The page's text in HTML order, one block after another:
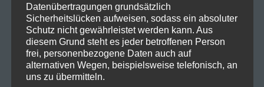
Doppel CD „Echt“ erscheint am
18.08. bei Metalville Records
10 Jahre „Neurotox“ – das bedeutet zehn Jahre
feinster Punkrock! Die Band feiert dieses Jubiläum
mit ihrem sechsten Album „Echt“, welches als Doppel-
Datenübertragungen grundsätzlich
Sicherheitslücken aufweisen, sodass ein absoluter
Schutz nicht gewährleistet werden kann. Aus
diesem Grund steht es jeder betroffenen Person
frei, personenbezogene Daten auch auf
alternativen Wegen, beispielsweise telefonisch, an
uns zu übermitteln.